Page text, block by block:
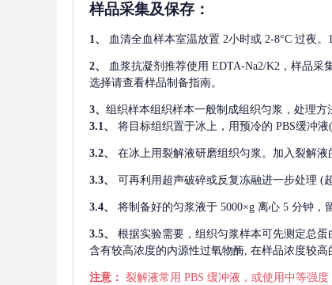
样品采集及保存 ：
1、 血清全血样本室温放置 2小时或 2-8°C 过夜。
2、 血浆抗凝剂推荐使用 EDTA-Na2/K2，样品采
选择请查看样品制备指南。
3、 组织样本组织样本一般制成组织匀浆，处理方
3.1、
将目标组织置于冰上，用预冷的 PBS缓冲
3.2、 在冰上用裂解液研磨组织匀浆。加入裂解
3.3、 可再利用超声破碎或反复冻融进一步处理 (
3.4、 将制备好的匀浆液于 5000×g 离心 5 分钟，
3.5、 根据实验需要，组织匀浆样本可先测定总蛋
含有较高浓度的内源性过氧物酶, 在样品浓度较高
注意： 裂解液常用 PBS 缓冲液，或使用中等强